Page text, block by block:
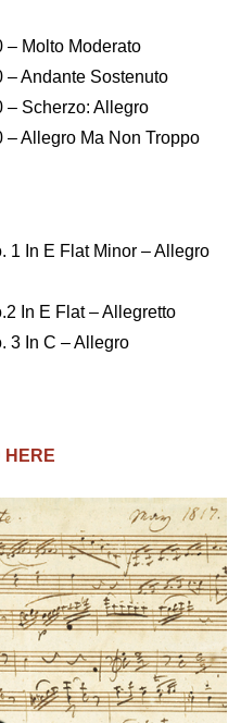
– Molto Moderato
– Andante Sostenuto
– Scherzo: Allegro
– Allegro Ma Non Troppo
1 In E Flat Minor – Allegro
In E Flat – Allegretto
3 In C – Allegro
HERE